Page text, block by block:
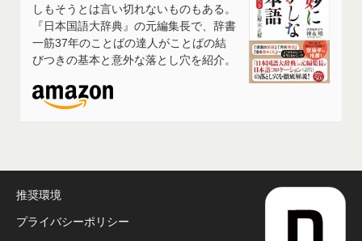
しもそうとは言い切れないものもある。
『日本国語大辞典』の元編集長で、辞書
一筋37年のことばの達人がことばの結
びつきの基本と意外な落とし穴を紹介。
推奨環境
プライバシーポリシー